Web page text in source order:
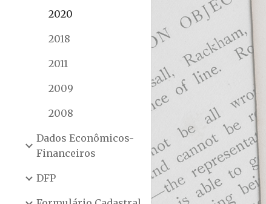
2020
2018
2011
2009
2008
Dados Econômicos-
Financeiros
DFP